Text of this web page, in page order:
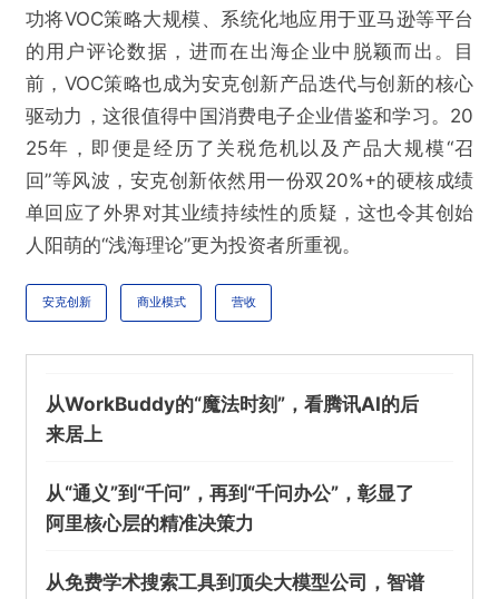
功将VOC策略大规模、系统化地应用于亚马逊等平台
的用户评论数据，进而在出海企业中脱颖而出。目
前，VOC策略也成为安克创新产品迭代与创新的核心
驱动力，这很值得中国消费电子企业借鉴和学习。20
25年，即便是经历了关税危机以及产品大规模“召
回”等风波，安克创新依然用一份双20%+的硬核成绩
单回应了外界对其业绩持续性的质疑，这也令其创始
人阳萌的“浅海理论”更为投资者所重视。
安克创新 商业模式 营收
从WorkBuddy的“魔法时刻”，看腾讯AI的后
来居上
从“通义”到“千问”，再到“千问办公”，彰显了
阿里核心层的精准决策力
从免费学术搜索工具到顶尖大模型公司，智谱